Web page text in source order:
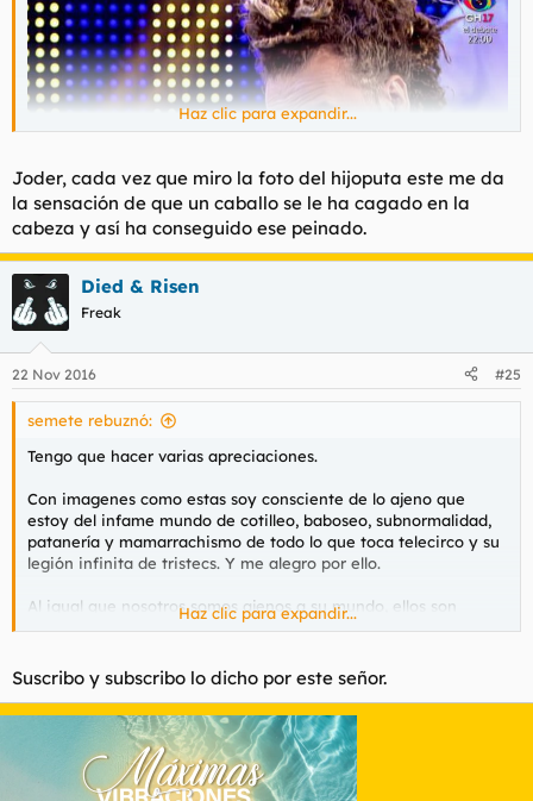
sube
Haz clic para expandir...
Joder, cada vez que miro la foto del hijoputa este me da
la sensación de que un caballo se le ha cagado en la
cabeza y así ha conseguido ese peinado.
Died & Risen
Freak
22 Nov 2016 #25
semete rebuznó:
Tengo que hacer varias apreciaciones.
Con imagenes como estas soy consciente de lo ajeno que
estoy del infame mundo de cotilleo, baboseo, subnormalidad,
patanería y mamarrachismo de todo lo que toca telecirco y su
legión infinita de tristecs. Y me alegro por ello.
Al igual que nosotros somos ajenos a su mundo, ellos son
ajenos a nuestro mundo de luz, de razón y de lógica. Y me
Somos la civilización, la gente de bien, la luz. Somos Trantor y
ellos son mundos limítrofes de la galaxia habitados por seres
deformes y embrutecidos llenos de vicios que solo se dedican
a copular unos con otros, perpetuando sus deficientes genes y
su cultura decadente.
Haz clic para expandir...
Suscribo y subscribo lo dicho por este señor.